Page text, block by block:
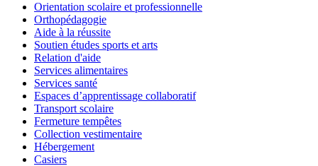
Orientation scolaire et professionnelle
Orthopédagogie
Aide à la réussite
Soutien études sports et arts
Relation d'aide
Services alimentaires
Services santé
Espaces d’apprentissage collaboratif
Transport scolaire
Fermeture tempêtes
Collection vestimentaire
Hébergement
Casiers